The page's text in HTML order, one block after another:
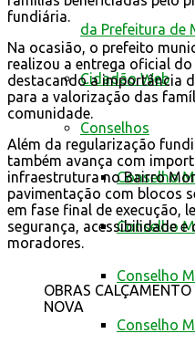
da Prefeitura de
Cidadão Web
Conselhos
Conselho
Conselho
Conselho
Conselho
fundiária.
Na ocasião, o prefeito
realizou a entrega oficial
destacando a importância
para a valorização das
comunidade.
Além da regularização
também avança com
infraestrutura no Bairro
pavimentação com blocos
em fase final de execução,
segurança, acessibilidade
moradores.
OBRAS
NOVA